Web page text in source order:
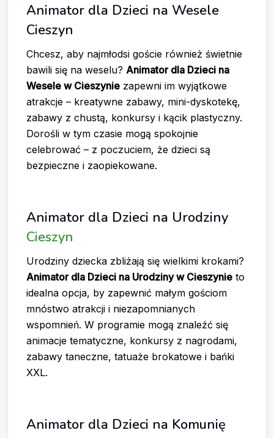
Animator dla Dzieci na Wesele
Cieszyn
Chcesz, aby najmłodsi goście również świetnie
bawili się na weselu? Animator dla Dzieci na
Wesele w Cieszynie zapewni im wyjątkowe
atrakcje – kreatywne zabawy, mini-dyskotekę,
zabawy z chustą, konkursy i kącik plastyczny.
Dorośli w tym czasie mogą spokojnie
celebrować – z poczuciem, że dzieci są
bezpieczne i zaopiekowane.
Animator dla Dzieci na Urodziny
Cieszyn
Urodziny dziecka zbliżają się wielkimi krokami?
Animator dla Dzieci na Urodziny w Cieszynie to
idealna opcja, by zapewnić małym gościom
mnóstwo atrakcji i niezapomnianych
wspomnień. W programie mogą znaleźć się
animacje tematyczne, konkursy z nagrodami,
zabawy taneczne, tatuaże brokatowe i bańki
XXL.
Animator dla Dzieci na Komunię